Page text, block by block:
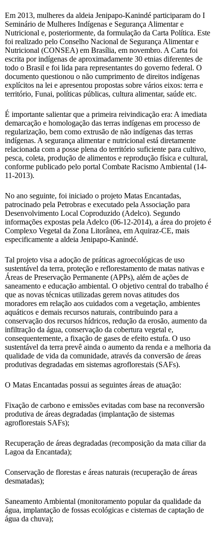
Em 2013, mulheres da aldeia Jenipapo-Kanindé participaram do I
Seminário de Mulheres Indígenas e Segurança Alimentar e
Nutricional e, posteriormente, da formulação da Carta Política. Este
foi realizado pelo Conselho Nacional de Segurança Alimentar e
Nutricional (CONSEA) em Brasília, em novembro. A Carta foi
escrita por indígenas de aproximadamente 30 etnias diferentes de
todo o Brasil e foi lida para representantes do governo federal. O
documento questionou o não cumprimento de direitos indígenas
explícitos na lei e apresentou propostas sobre vários eixos: terra e
território, Funai, políticas públicas, cultura alimentar, saúde etc.
É importante salientar que a primeira reivindicação era: A imediata
demarcação e homologação das terras indígenas em processo de
regularização, bem como extrusão de não indígenas das terras
indígenas. A segurança alimentar e nutricional está diretamente
relacionada com a posse plena do território suficiente para cultivo,
pesca, coleta, produção de alimentos e reprodução física e cultural,
conforme publicado pelo portal Combate Racismo Ambiental (14-
11-2013).
No ano seguinte, foi iniciado o projeto Matas Encantadas,
patrocinado pela Petrobras e executado pela Associação para
Desenvolvimento Local Coproduzido (Adelco). Segundo
informações expostas pela Adelco (06-12-2014), a área do projeto é
Complexo Vegetal da Zona Litorânea, em Aquiraz-CE, mais
especificamente a aldeia Jenipapo-Kanindé.
Tal projeto visa a adoção de práticas agroecológicas de uso
sustentável da terra, proteção e reflorestamento de matas nativas e
Áreas de Preservação Permanente (APPs), além de ações de
saneamento e educação ambiental. O objetivo central do trabalho é
que as novas técnicas utilizadas gerem novas atitudes dos
moradores em relação aos cuidados com a vegetação, ambientes
aquáticos e demais recursos naturais, contribuindo para a
conservação dos recursos hídricos, redução da erosão, aumento da
infiltração da água, conservação da cobertura vegetal e,
consequentemente, a fixação de gases de efeito estufa. O uso
sustentável da terra prevê ainda o aumento da renda e a melhoria da
qualidade de vida da comunidade, através da conversão de áreas
produtivas degradadas em sistemas agroflorestais (SAFs).
O Matas Encantadas possui as seguintes áreas de atuação:
Fixação de carbono e emissões evitadas com base na reconversão
produtiva de áreas degradadas (implantação de sistemas
agroflorestais SAFs);
Recuperação de áreas degradadas (recomposição da mata ciliar da
Lagoa da Encantada);
Conservação de florestas e áreas naturais (recuperação de áreas
desmatadas);
Saneamento Ambiental (monitoramento popular da qualidade da
água, implantação de fossas ecológicas e cisternas de captação de
água da chuva);